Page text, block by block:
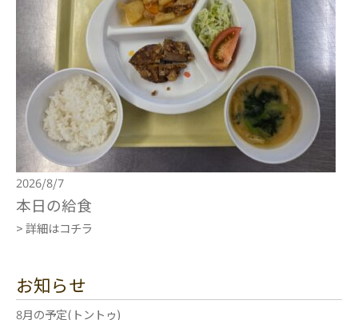
2026/8/7
本日の給食
> 詳細はコチラ
お知らせ
8月の予定(トントゥ)